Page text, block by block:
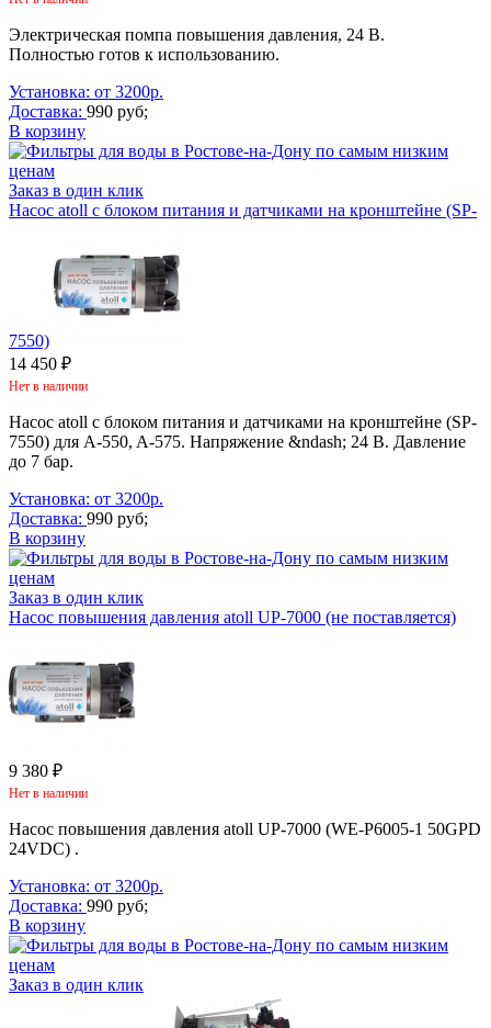
Электрическая помпа повышения давления, 24 В.
Полностью готов к использованию.
Установка: от 3200р.
Доставка: 990 руб;
В корзину
Заказ в один клик
Насос atoll с блоком питания и датчиками на кронштейне (SP-
7550)
14 450 ₽
Нет в наличии
Насос atoll с блоком питания и датчиками на кронштейне (SP-
7550) для A-550, A-575. Напряжение &ndash; 24 В. Давление
до 7 бар.
Установка: от 3200р.
Доставка: 990 руб;
В корзину
Заказ в один клик
Насос повышения давления atoll UP-7000 (не поставляется)
9 380 ₽
Нет в наличии
Насос повышения давления atoll UP-7000 (WE-P6005-1 50GPD
24VDC) .
Установка: от 3200р.
Доставка: 990 руб;
В корзину
Заказ в один клик